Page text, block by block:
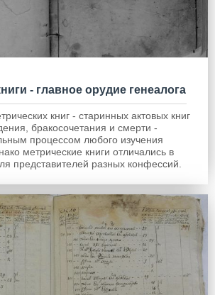
- главное орудие генеалога
книг - старинных актовых книг
бракосочетания и смерти -
процессом любого изучения
метрические книги отличались в
представителей разных конфессий.